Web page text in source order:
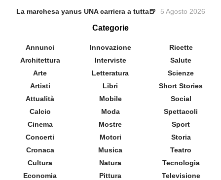
La marchesa yanus UNA carriera a tutta🍺 5 Agosto 2026
Categorie
Annunci
Architettura
Arte
Artisti
Attualità
Calcio
Cinema
Concerti
Cronaca
Cultura
Economia
Innovazione
Interviste
Letteratura
Libri
Mobile
Moda
Mostre
Motori
Musica
Natura
Pittura
Ricette
Salute
Scienze
Short Stories
Social
Spettacoli
Sport
Storia
Teatro
Tecnologia
Televisione